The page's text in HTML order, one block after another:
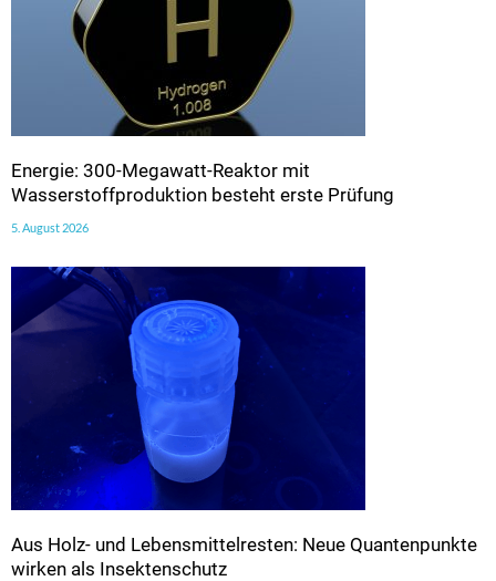
Energie: 300-Megawatt-Reaktor mit
Wasserstoffproduktion besteht erste Prüfung
5. August 2026
Aus Holz- und Lebensmittelresten: Neue Quantenpunkte
wirken als Insektenschutz